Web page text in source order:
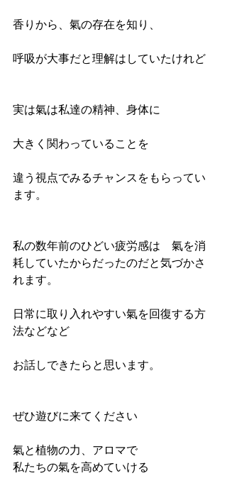
香りから、氣の存在を知り、
呼吸が大事だと理解はしていたけれど
実は氣は私達の精神、身体に
大きく関わっていることを
違う視点でみるチャンスをもらってい
ます。
私の数年前のひどい疲労感は　氣を消
耗していたからだったのだと気づかさ
れます。
日常に取り入れやすい氣を回復する方
法などなど
お話しできたらと思います。
ぜひ遊びに来てください
氣と植物の力、アロマで
私たちの氣を高めていける